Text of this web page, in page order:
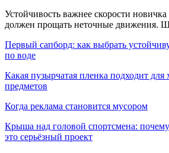
Устойчивость важнее скорости
должен прощать неточные движения.
Первый сапборд: как выбрать
по воде
Какая пузырчатая пленка подходит
предметов
Когда реклама становится мусором
Крыша над головой спортсмена:
это серьёзный проект